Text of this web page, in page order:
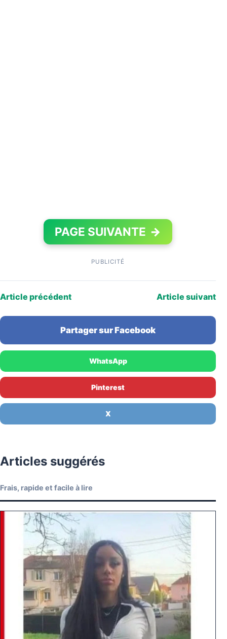
PAGE SUIVANTE →
PUBLICITÉ
Article précédent Article suivant
Partager sur Facebook
WhatsApp
Pinterest
X
Articles suggérés
Frais, rapide et facile à lire